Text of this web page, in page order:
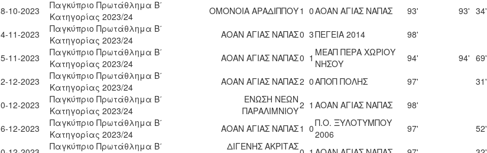
10-2023
Παγκύπριο Πρωτάθλημα Β΄
Κατηγορίας 2023/24
ΟΜΟΝΟΙΑ ΑΡΑΔΙΠΠΟΥ1 0ΑΟΑΝ ΑΓΙΑΣ ΝΑΠΑΣ 93' 93' 34'
11-2023
Παγκύπριο Πρωτάθλημα Β΄
Κατηγορίας 2023/24
ΑΟΑΝ ΑΓΙΑΣ ΝΑΠΑΣ0 3ΠΕΓΕΙΑ 2014
98'
11-2023
Παγκύπριο Πρωτάθλημα Β΄
Κατηγορίας 2023/24
ΑΟΑΝ ΑΓΙΑΣ ΝΑΠΑΣ0 1 ΜΕΑΠ ΠΕΡΑ ΧΩΡΙΟΥ
ΝΗΣΟΥ
94' 94' 69'
12-2023
Παγκύπριο Πρωτάθλημα Β΄
Κατηγορίας 2023/24
ΑΟΑΝ ΑΓΙΑΣ ΝΑΠΑΣ2 0ΑΠΟΠ ΠΟΛΗΣ 97'
31'
12-2023
Παγκύπριο Πρωτάθλημα Β΄
Κατηγορίας 2023/24
ΕΝΩΣΗ ΝΕΩΝ
ΠΑΡΑΛΙΜΝΙΟΥ2 1 ΑΟΑΝ ΑΓΙΑΣ ΝΑΠΑΣ
98'
12-2023
Παγκύπριο Πρωτάθλημα Β΄
Κατηγορίας 2023/24
ΑΟΑΝ ΑΓΙΑΣ ΝΑΠΑΣ1 0Π.Ο. ΞΥΛΟΤΥΜΠΟΥ
2006
97'
52'
Παγκύπριο Πρωτάθλημα Β΄
ΔΙΓΕΝΗΣ ΑΚΡΙΤΑΣ